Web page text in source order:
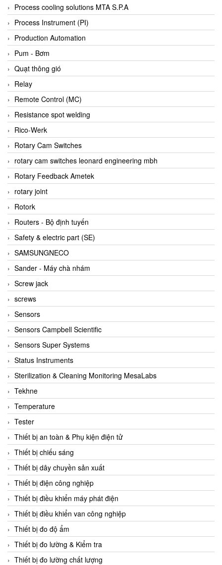
Biotech
BirdX Vietnam
BK Vibro
Black Box
BlackBox Vietnam
BLAGDON PUMP
Bloom Engineering
Boneng
Bopp & Reuther Messtechnik
Bosch
Boydcorp
BRAUN Vietnam
Brinkmann Pumpen
BRONKHORST
Brook Instrument
Brooks Instrument Vietnam
Buhler
BURLING INSTRUMENTS
Burster
BUSCHJOST
Calectro
Campbell Scientific
Canneed Vietnam
Cantoni
CAPS
CAREL Parts
CCS
CD Automation
CEAG Sicherheitst
CEIA Vietnam
Celduc Vietnam
Cemb
Centec GmbH
CEQUBE
CHAUVIN ARNOUX
Checkline
Chino
Process cooling solutions MTA S.P.A
Process Instrument (PI)
Production Automation
Pum - Bơm
Quạt thông gió
Relay
Remote Control (MC)
Resistance spot welding
Rico-Werk
Rotary Cam Switches
rotary cam switches leonard engineering mbh
Rotary Feedback Ametek
rotary joint
Rotork
Routers - Bộ định tuyến
Safety & electric part (SE)
SAMSUNGNECO
Sander - Máy chà nhám
Screw jack
screws
Sensors
Sensors Campbell Scientific
Sensors Super Systems
Status Instruments
Sterilization & Cleaning Monitoring MesaLabs
Tekhne
Temperature
Tester
Thiết bị an toàn & Phụ kiện điện tử
Thiết bị chiếu sáng
Thiết bị dây chuyền sản xuất
Thiết bị điện công nghiệp
Thiết bị điều khiển máy phát điện
Thiết bị điều khiển van công nghiệp
Thiết bị đo độ ẩm
Thiết bị đo lường & Kiểm tra
Thiết bị đo lường chất lượng